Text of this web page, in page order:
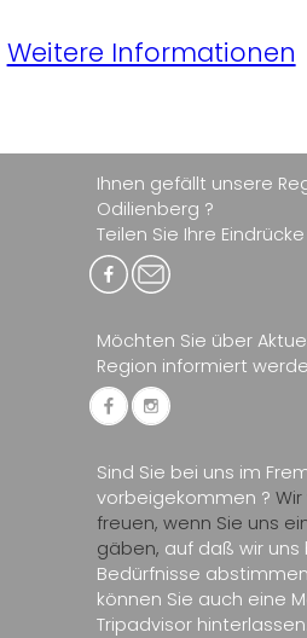
Weitere Informationen
Ihnen gefällt unsere
Odilienberg ?
Teilen Sie Ihre Eindrücke
Möchten Sie über
Region informiert
Sind Sie bei uns im
vorbeigekommen ?
freuen, wenn Sie uns
gäben, auf daß wir uns
Bedürfnisse
können Sie auch eine
Tripadvisor hinterlassen.